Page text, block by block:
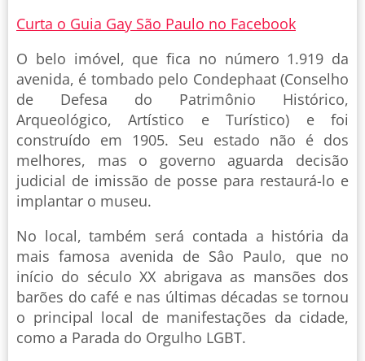
Curta o Guia Gay São Paulo no Facebook
O belo imóvel, que fica no número 1.919 da
avenida, é tombado pelo Condephaat (Conselho
de Defesa do Patrimônio Histórico,
Arqueológico, Artístico e Turístico) e foi
construído em 1905. Seu estado não é dos
melhores, mas o governo aguarda decisão
judicial de imissão de posse para restaurá-lo e
implantar o museu.
No local, também será contada a história da
mais famosa avenida de Sâo Paulo, que no
início do século XX abrigava as mansões dos
barões do café e nas últimas décadas se tornou
o principal local de manifestações da cidade,
como a Parada do Orgulho LGBT.